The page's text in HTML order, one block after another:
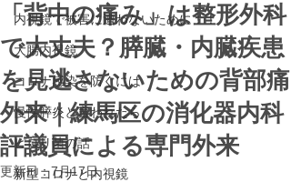
内視鏡で被害に遭わないために！！
大腸内視鏡
コロナ感染を防ぐには
慢性膵炎と言われたら
ピロリ菌の話
新型コロナと内視鏡
「背中の痛み」は整形外科
で大丈夫？膵臓・内臓疾患
を見逃さないための背部痛
外来｜練馬区の消化器内科
評議員による専門外来
更新日：7月17日